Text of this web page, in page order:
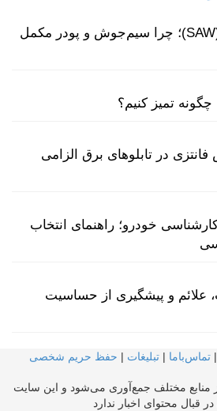
جوشکاری زیرپودری (SAW)؛ چرا سیم‌جوش و پودر مکمل
تمیز کنیم؟
در تابلوهای برق الزامی
خودرو؛ راهنمای انتخاب
علائم و پیشگیری از حساسیت
| تماس‌با‌ما | تبلیغات | حفظ حریم شخصی
منابع مختلف جمع‌آوری می‌شود و این سایت
قبال محتوای اخبار ندارد